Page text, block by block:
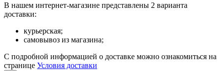
В нашем интернет-магазине представлены 2 варианта
доставки:
курьерская;
самовывоз из магазина;
С подробной информацией о доставке можно ознакомиться на
странице Условия доставки